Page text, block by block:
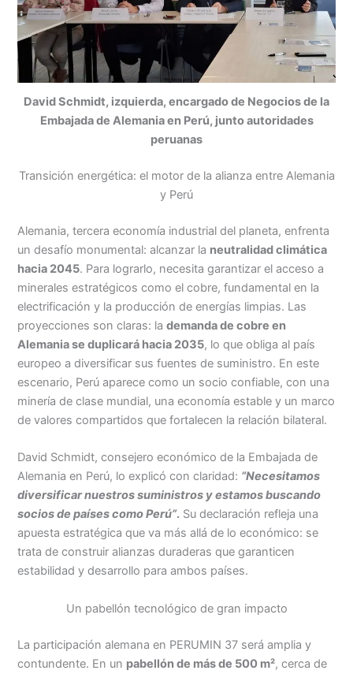
David Schmidt, izquierda, encargado de Negocios de la
Embajada de Alemania en Perú, junto autoridades
peruanas
Transición energética: el motor de la alianza entre Alemania
y Perú
Alemania, tercera economía industrial del planeta, enfrenta
un desafío monumental: alcanzar la neutralidad climática
hacia 2045. Para lograrlo, necesita garantizar el acceso a
minerales estratégicos como el cobre, fundamental en la
electrificación y la producción de energías limpias. Las
proyecciones son claras: lademanda de cobre en
Alemania se duplicará hacia 2035, lo que obliga al país
europeo a diversificar sus fuentes de suministro. En este
escenario, Perú aparece como un socio confiable, con una
minería de clase mundial, una economía estable y un marco
de valores compartidos que fortalecen la relación bilateral.
David Schmidt, consejero económico de la Embajada de
Alemania en Perú, lo explicó con claridad: “Necesitamos
diversificar nuestros suministros y estamos buscando
socios de países como Perú”. Su declaración refleja una
apuesta estratégica que va más allá de lo económico: se
trata de construir alianzas duraderas que garanticen
estabilidad y desarrollo para ambos países.
Un pabellón tecnológico de gran impacto
La participación alemana en PERUMIN 37 será amplia y
contundente. En un pabellón de más de 500 m², cerca de